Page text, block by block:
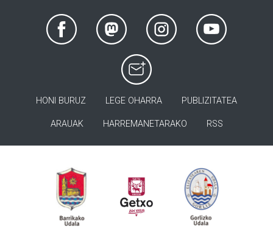
HONI BURUZ LEGE OHARRA PUBLIZITATEA
ARAUAK HARREMANETARAKO RSS